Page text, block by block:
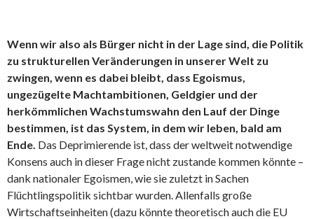
Wenn wir also als Bürger nicht in der Lage sind, die Politik
zu strukturellen Veränderungen in unserer Welt zu
zwingen, wenn es dabei bleibt, dass Egoismus,
ungezügelte Machtambitionen, Geldgier und der
herkömmlichen Wachstumswahn den Lauf der Dinge
bestimmen, ist das System, in dem wir leben, bald am
Ende. Das Deprimierende ist, dass der weltweit notwendige
Konsens auch in dieser Frage nicht zustande kommen könnte –
dank nationaler Egoismen, wie sie zuletzt in Sachen
Flüchtlingspolitik sichtbar wurden. Allenfalls große
Wirtschaftseinheiten (dazu könnte theoretisch auch die EU